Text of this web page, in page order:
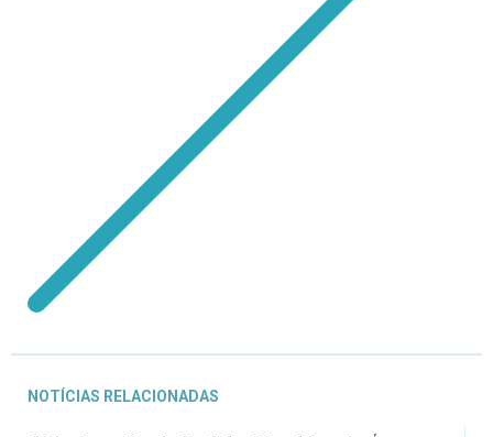
NOTÍCIAS RELACIONADAS